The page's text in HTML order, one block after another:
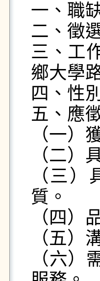
一、職
二、徵
三、工
鄉大學
四、性
五、應
（一）
（二）
（三
質。
（四）
（五）
（六）